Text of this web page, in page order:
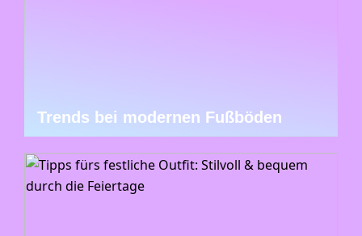
Trends bei modernen Fußböden